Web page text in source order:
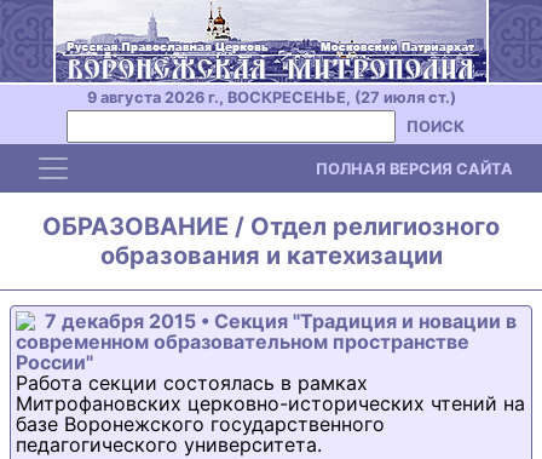
9 августа 2026 г., ВОСКРЕСЕНЬЕ, (27 июля ст.)
ПОИСК
Toggle navigation ПОЛНАЯ ВЕРСИЯ САЙТА
ОБРАЗОВАНИЕ / Отдел религиозного
образования и катехизации
7 декабря 2015 • Секция "Традиция и новации в
современном образовательном пространстве
России"
Работа секции состоялась в рамках
Митрофановских церковно-исторических чтений на
базе Воронежского государственного
педагогического университета.